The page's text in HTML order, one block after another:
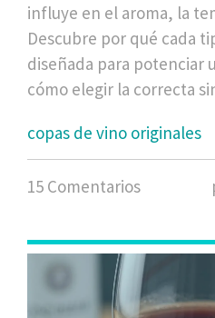
influye en el aroma, la
Descubre por qué cada
diseñada para potenciar
cómo elegir la correcta
copas de vino originales
15 Comentarios